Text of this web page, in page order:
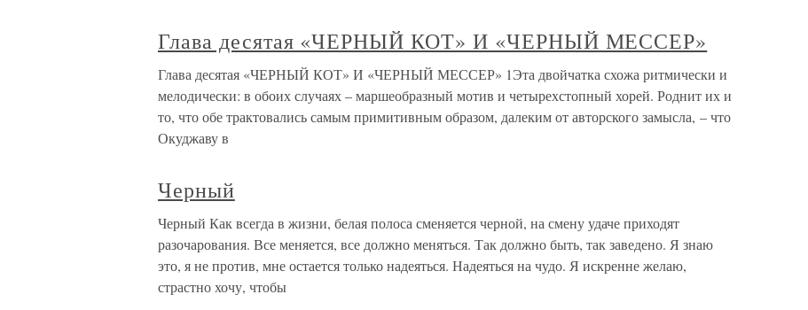
Глава десятая «ЧЕРНЫЙ КОТ» И «ЧЕРНЫЙ МЕССЕР»
Глава десятая «ЧЕРНЫЙ КОТ» И «ЧЕРНЫЙ МЕССЕР» 1Эта двойчатка схожа ритмически и
мелодически: в обоих случаях – маршеобразный мотив и четырехстопный хорей. Роднит их и
то, что обе трактовались самым примитивным образом, далеким от авторского замысла, – что
Окуджаву в
Черный
Черный Как всегда в жизни, белая полоса сменяется черной, на смену удаче приходят
разочарования. Все меняется, все должно меняться. Так должно быть, так заведено. Я знаю
это, я не против, мне остается только надеяться. Надеяться на чудо. Я искренне желаю,
страстно хочу, чтобы